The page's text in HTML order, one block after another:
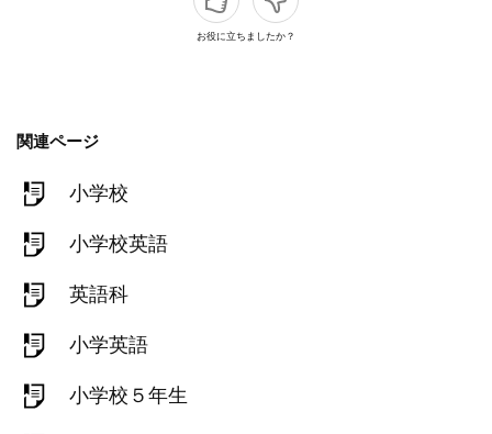
お役に立ちましたか？
関連ページ
小学校
小学校英語
英語科
小学英語
小学校５年生